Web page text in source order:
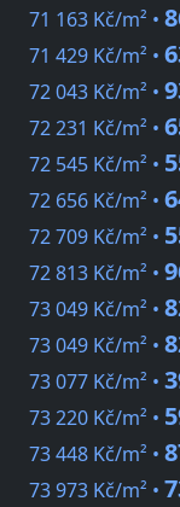
71 163 Kč/m² •
71 429 Kč/m² •
72 043 Kč/m² •
72 231 Kč/m² •
72 545 Kč/m² •
72 656 Kč/m² •
72 709 Kč/m² •
72 813 Kč/m² •
73 049 Kč/m² •
73 049 Kč/m² •
73 077 Kč/m² •
73 220 Kč/m² •
73 448 Kč/m² •
73 973 Kč/m² •